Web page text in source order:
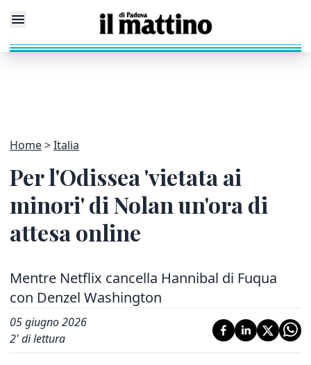
Home Italia
Per l'Odissea 'vietata ai
minori' di Nolan un'ora di
attesa online
Mentre Netflix cancella Hannibal di Fuqua
con Denzel Washington
05 giugno 2026
2' di lettura